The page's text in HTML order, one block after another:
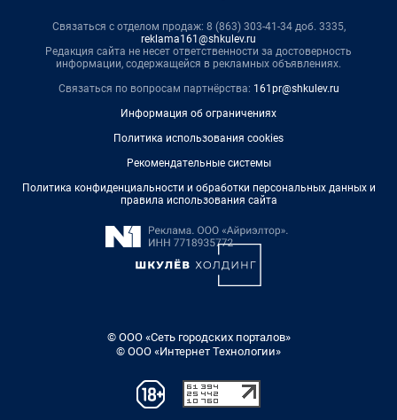
Связаться с отделом продаж: 8 (863) 303-41-34 доб. 3335,
reklama161@shkulev.ru
Редакция сайта не несет ответственности за достоверность
информации, содержащейся в рекламных объявлениях.
Связаться по вопросам партнёрства: 161pr@shkulev.ru
Информация об ограничениях
Политика использования cookies
Рекомендательные системы
Политика конфиденциальности и обработки персональных данных и
правила использования сайта
© ООО «Сеть городских порталов»
© ООО «Интернет Технологии»